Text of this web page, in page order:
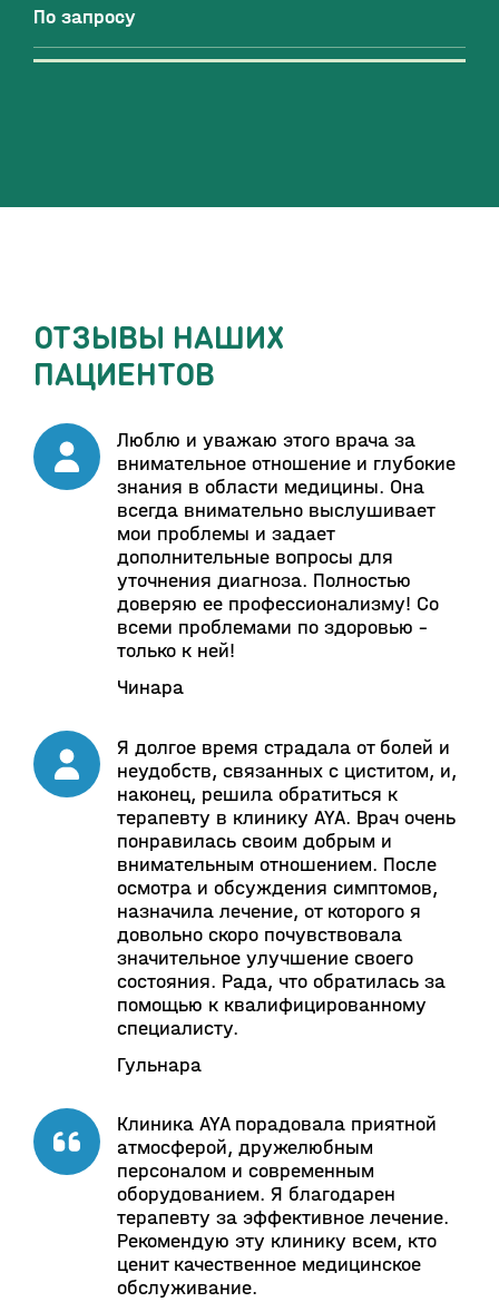
По запросу
ОТЗЫВЫ НАШИХ
ПАЦИЕНТОВ
Люблю и уважаю этого врача за
внимательное отношение и глубокие
знания в области медицины. Она
всегда внимательно выслушивает
мои проблемы и задает
дополнительные вопросы для
уточнения диагноза. Полностью
доверяю ее профессионализму! Со
всеми проблемами по здоровью –
только к ней!
Чинара
Я долгое время страдала от болей и
неудобств, связанных с циститом, и,
наконец, решила обратиться к
терапевту в клинику AYA. Врач очень
понравилась своим добрым и
внимательным отношением. После
осмотра и обсуждения симптомов,
назначила лечение, от которого я
довольно скоро почувствовала
значительное улучшение своего
состояния. Рада, что обратилась за
помощью к квалифицированному
специалисту.
Гульнара
Клиника AYA порадовала приятной
атмосферой, дружелюбным
персоналом и современным
оборудованием. Я благодарен
терапевту за эффективное лечение.
Рекомендую эту клинику всем, кто
ценит качественное медицинское
обслуживание.